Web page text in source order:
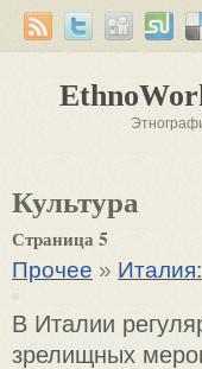
Культура
Страница 5
Прочее »
В Италии
зрелищных